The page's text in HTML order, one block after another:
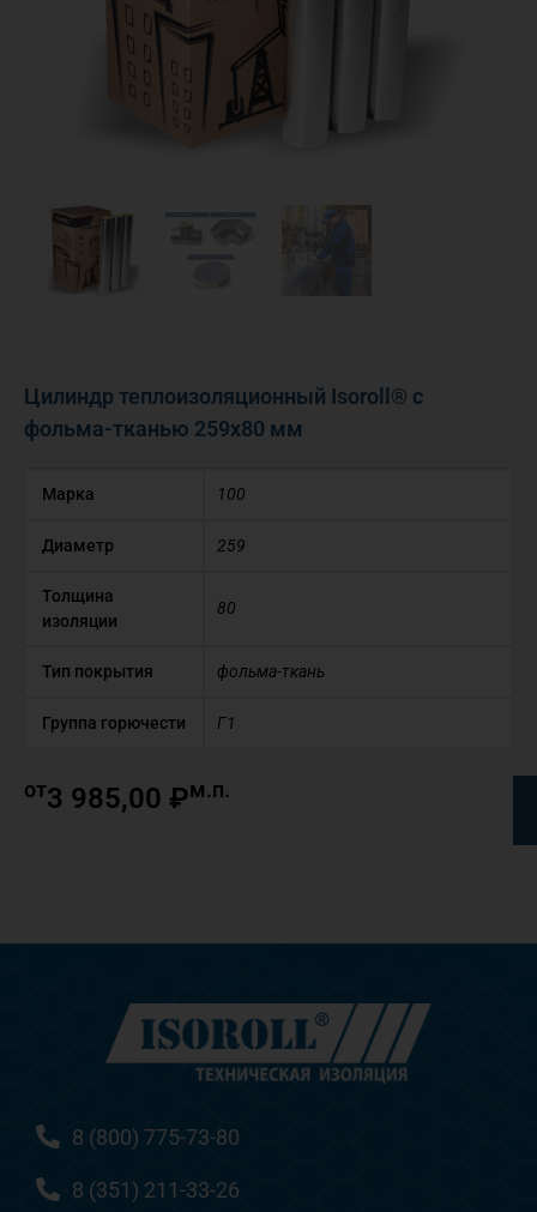
Цилиндр теплоизоляционный Isoroll® с
фольма-тканью 259х80 мм
Марка 100
Диаметр 259
Толщина
изоляции
80
Тип покрытия фольма-ткань
Группа горючести Г1
от3 985,00 ₽м.п.
8 (800) 775-73-80
8 (351) 211-33-26